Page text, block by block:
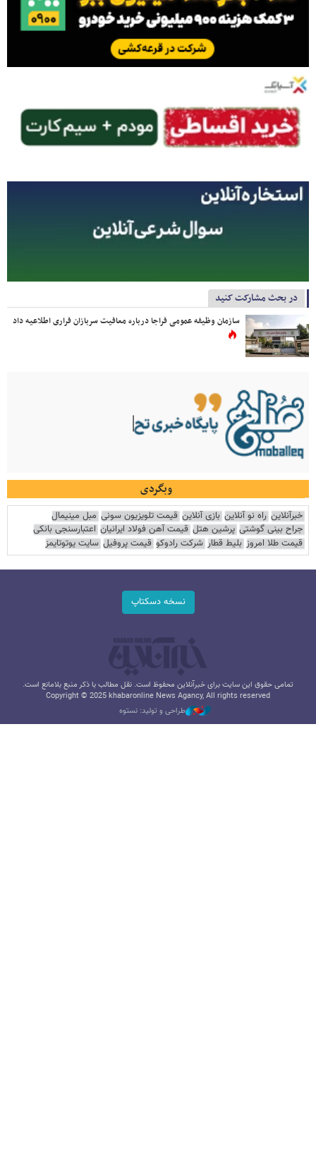
در بحث مشارکت کنید
سازمان وظیفه عمومی فراجا درباره معافیت سربازان فراری اطلاعیه داد
وبگردی
خبرآنلاین راه نو آنلاین بازی آنلاین قیمت تلویزیون سونی مبل مینیمال
جراح بینی گوشتی پرشین هتل قیمت آهن فولاد ایرانیان اعتبارسنجی بانکی
قیمت طلا امروز بلیط قطار شرکت رادوکو قیمت پروفیل سایت یوتوتایمز
نسخه دسکتاپ
تمامی حقوق این سایت برای خبرآنلاین محفوظ است. نقل مطالب با ذکر منبع بلامانع است.
Copyright © 2025 khabaronline News Agancy, All rights reserved
طراحی و تولید: نستوه